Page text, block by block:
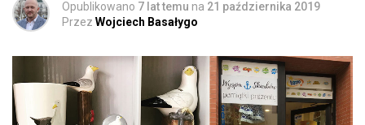
Opublikowano 7 lat temu na 21 października 2019
Przez Wojciech Basałygo